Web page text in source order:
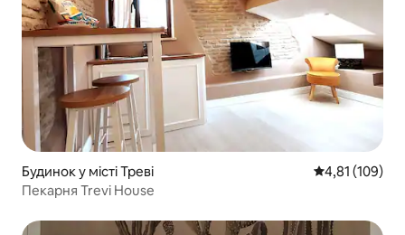
Будинок у місті Треві Середня
4,81 (109)
Пекарня Trevi House